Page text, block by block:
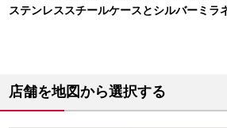
ステンレススチールケースとシルバーミラ
店舗を地図から選択する